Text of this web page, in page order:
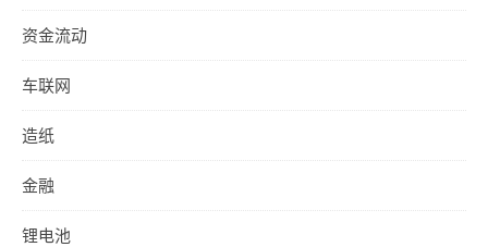
资金流动
车联网
造纸
金融
锂电池